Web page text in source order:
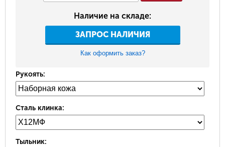
Наличие на складе:
ЗАПРОС НАЛИЧИЯ
Как оформить заказ?
Рукоять:
Сталь клинка:
Тыльник: